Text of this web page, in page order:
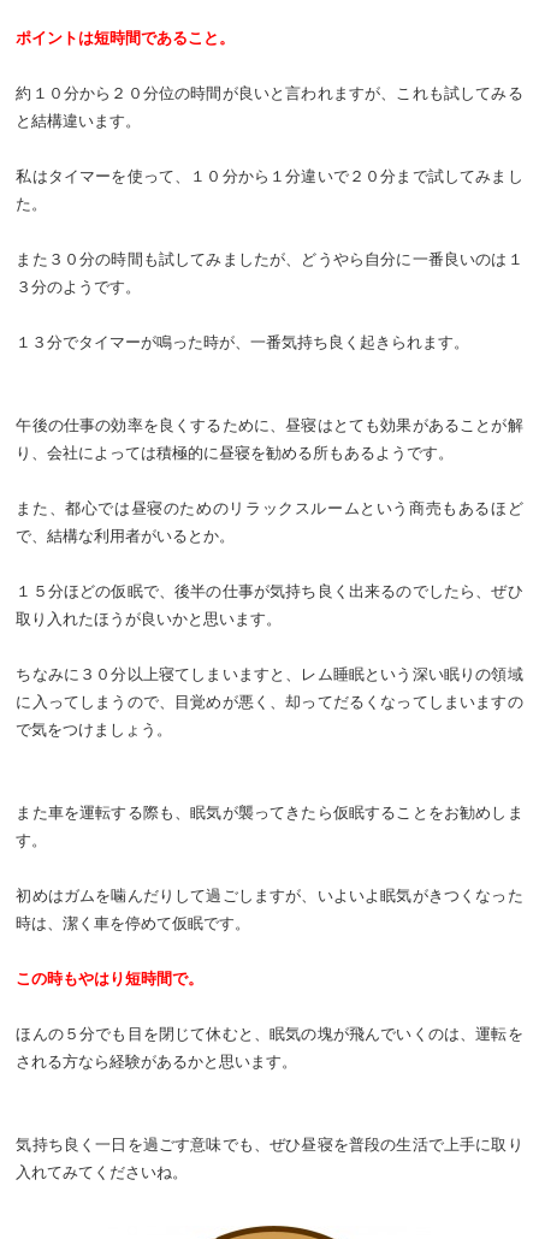
ポイントは短時間であること。
約１０分から２０分位の時間が良いと言われますが、これも試してみる
と結構違います。
私はタイマーを使って、１０分から１分違いで２０分まで試してみまし
た。
また３０分の時間も試してみましたが、どうやら自分に一番良いのは１
３分のようです。
１３分でタイマーが鳴った時が、一番気持ち良く起きられます。
午後の仕事の効率を良くするために、昼寝はとても効果があることが解
り、会社によっては積極的に昼寝を勧める所もあるようです。
また、都心では昼寝のためのリラックスルームという商売もあるほど
で、結構な利用者がいるとか。
１５分ほどの仮眠で、後半の仕事が気持ち良く出来るのでしたら、ぜひ
取り入れたほうが良いかと思います。
ちなみに３０分以上寝てしまいますと、レム睡眠という深い眠りの領域
に入ってしまうので、目覚めが悪く、却ってだるくなってしまいますの
で気をつけましょう。
また車を運転する際も、眠気が襲ってきたら仮眠することをお勧めしま
す。
初めはガムを噛んだりして過ごしますが、いよいよ眠気がきつくなった
時は、潔く車を停めて仮眠です。
この時もやはり短時間で。
ほんの５分でも目を閉じて休むと、眠気の塊が飛んでいくのは、運転を
される方なら経験があるかと思います。
気持ち良く一日を過ごす意味でも、ぜひ昼寝を普段の生活で上手に取り
入れてみてくださいね。